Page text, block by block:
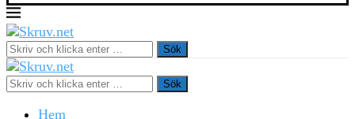
Sök
Sök
Hem